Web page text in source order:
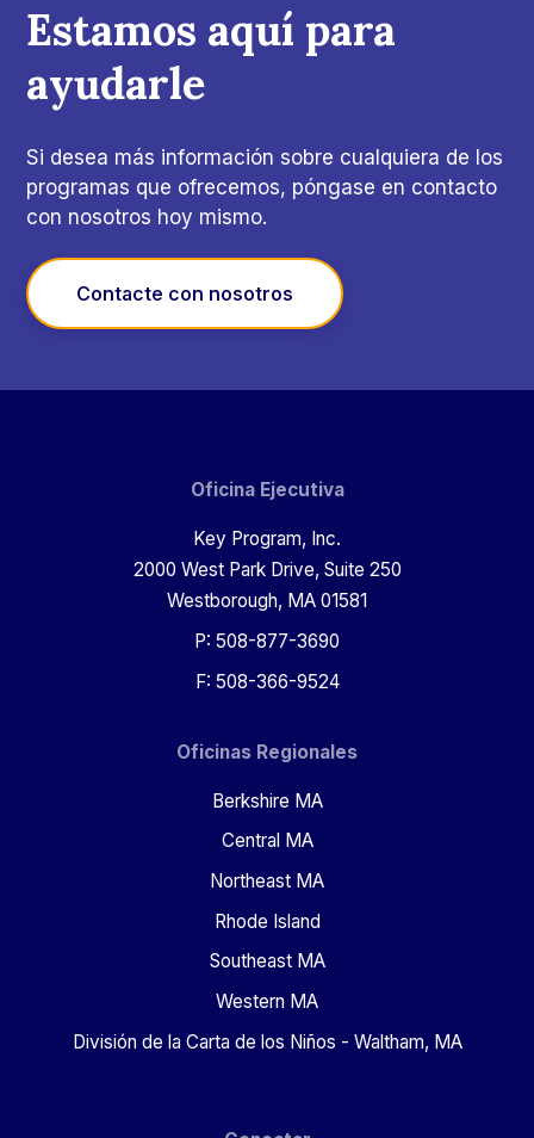
Estamos aquí para
ayudarle
Si desea más información sobre cualquiera de los
programas que ofrecemos, póngase en contacto
con nosotros hoy mismo.
Contacte con nosotros
Oficina Ejecutiva
Key Program, Inc.
2000 West Park Drive, Suite 250
Westborough, MA 01581
P: 508-877-3690
F: 508-366-9524
Oficinas Regionales
Berkshire MA
Central MA
Northeast MA
Rhode Island
Southeast MA
Western MA
División de la Carta de los Niños - Waltham, MA